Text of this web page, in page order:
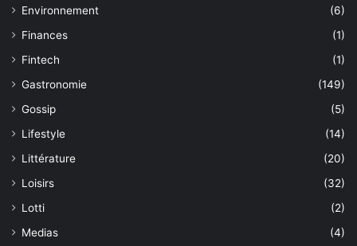
Environnement
(6)
Finances
(1)
Fintech
(1)
Gastronomie
(149)
Gossip
(5)
Lifestyle
(14)
Littérature
(20)
Loisirs
(32)
Lotti
(2)
Medias
(4)